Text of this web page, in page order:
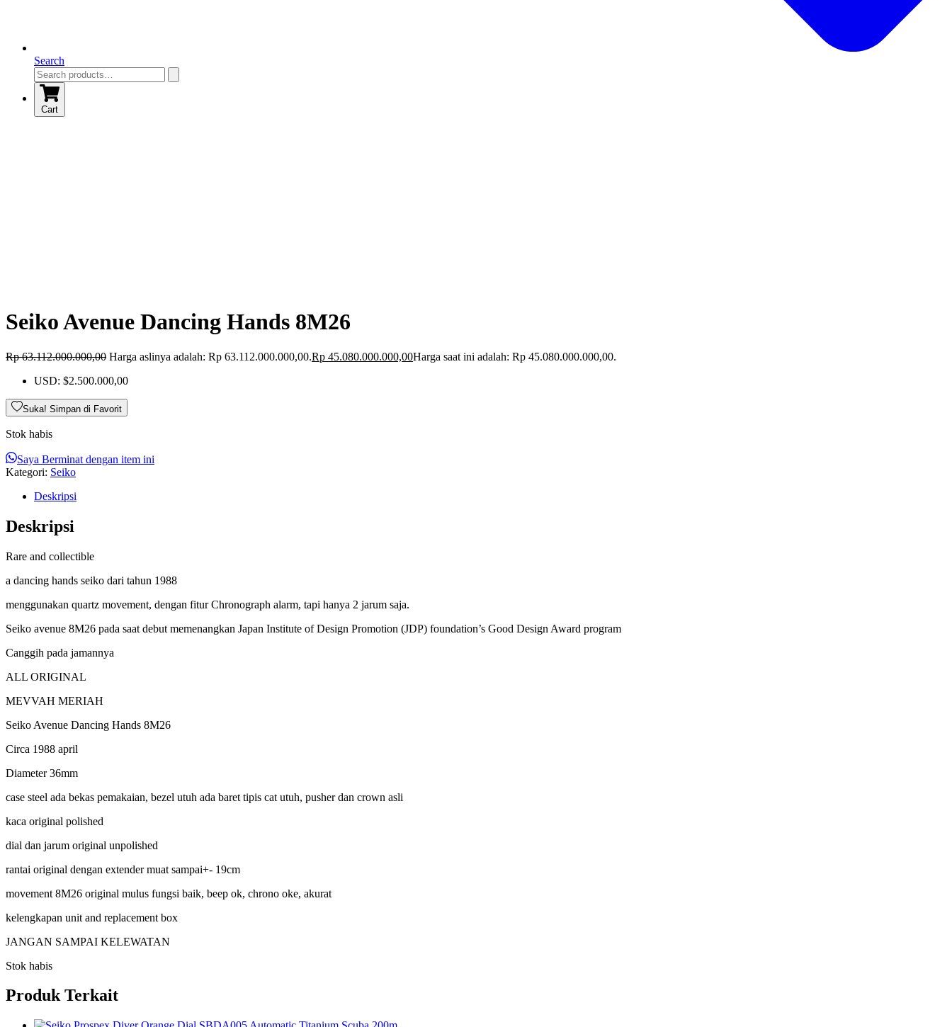
Search
Cart
Seiko Avenue Dancing Hands 8M26
Rp63.112.000.000,00 Harga aslinya adalah: Rp 63.112.000.000,00.Rp 45.080.000.000,00Harga saat ini adalah: Rp 45.080.000.000,00.
USD: $2.500.000,00
Suka! Simpan di Favorit
Stok habis
Saya Berminat dengan item ini
Kategori: Seiko
Deskripsi
Deskripsi
Rare and collectible
a dancing hands seiko dari tahun 1988
menggunakan quartz movement, dengan fitur Chronograph alarm, tapi hanya 2 jarum saja.
Seiko avenue 8M26 pada saat debut memenangkan Japan Institute of Design Promotion (JDP) foundation’s Good Design Award program
Canggih pada jamannya
ALL ORIGINAL
MEVVAH MERIAH
Seiko Avenue Dancing Hands 8M26
Circa 1988 april
Diameter 36mm
case steel ada bekas pemakaian, bezel utuh ada baret tipis cat utuh, pusher dan crown asli
kaca original polished
dial dan jarum original unpolished
rantai original dengan extender muat sampai+- 19cm
movement 8M26 original mulus fungsi baik, beep ok, chrono oke, akurat
kelengkapan unit and replacement box
JANGAN SAMPAI KELEWATAN
Stok habis
Produk Terkait